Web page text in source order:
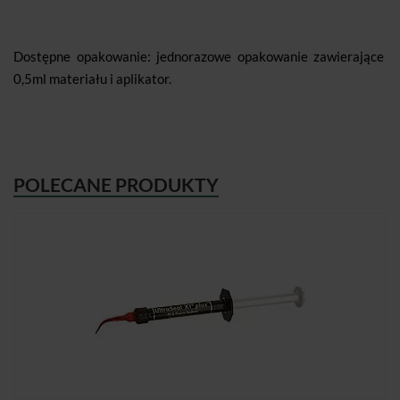
Dostępne opakowanie: jednorazowe opakowanie zawierające
0,5ml materiału i aplikator.
POLECANE PRODUKTY